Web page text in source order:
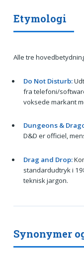
Etymologi
Alle tre
Do Not Disturb:
fra telefoni/
voksede markant
Dungeons &
D&D er officiel,
Drag and Drop:
standardudtryk i
teknisk jargon.
Synonymer